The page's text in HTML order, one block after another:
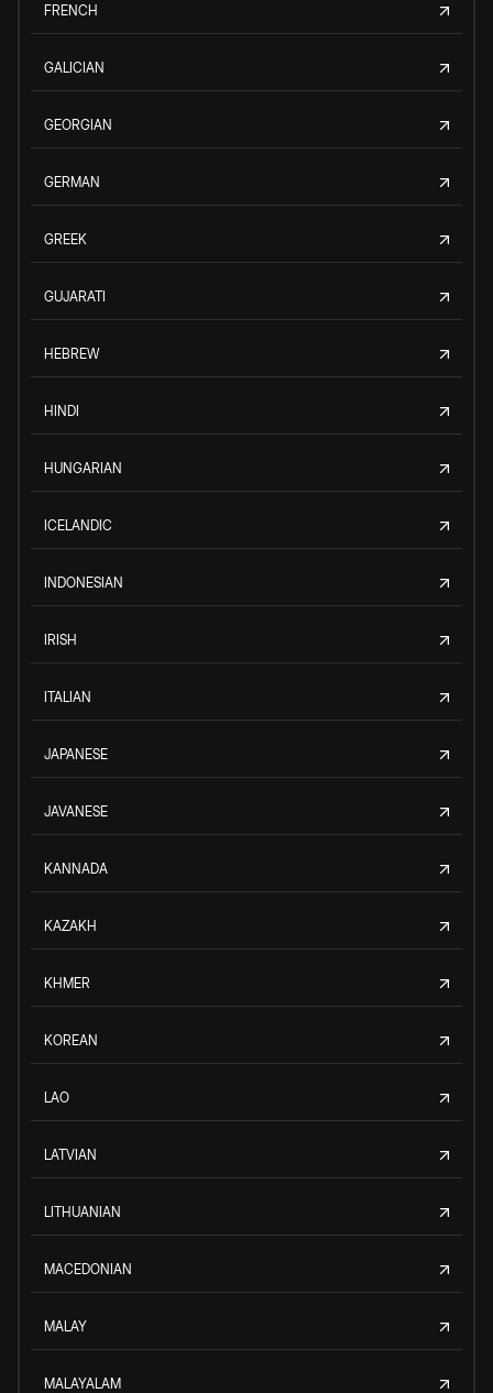
FRENCH
GALICIAN
GEORGIAN
GERMAN
GREEK
GUJARATI
HEBREW
HINDI
HUNGARIAN
ICELANDIC
INDONESIAN
IRISH
ITALIAN
JAPANESE
JAVANESE
KANNADA
KAZAKH
KHMER
KOREAN
LAO
LATVIAN
LITHUANIAN
MACEDONIAN
MALAY
MALAYALAM